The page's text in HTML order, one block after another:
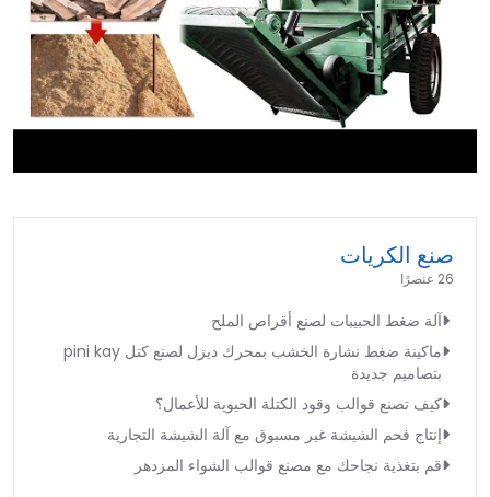
صنع الكريات
26 عنصرًا
آلة ضغط الحبيبات لصنع أقراص الملح
ماكينة ضغط نشارة الخشب بمحرك ديزل لصنع كتل pini kay
بتصاميم جديدة
كيف تصنع قوالب وقود الكتلة الحيوية للأعمال؟
إنتاج فحم الشيشة غير مسبوق مع آلة الشيشة التجارية
قم بتغذية نجاحك مع مصنع قوالب الشواء المزدهر